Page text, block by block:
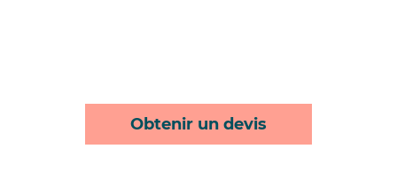
Obtenir un devis